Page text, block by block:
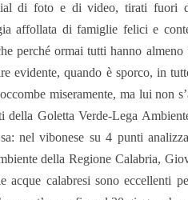
di foto e di video, tirati fuori
affollata di famiglie felici e
perché ormai tutti hanno
evidente, quando è sporco, in
miseramente, ma lui non
della Goletta Verde-Lega
nel vibonese su 4 punti
della Regione Calabria,
acque calabresi sono